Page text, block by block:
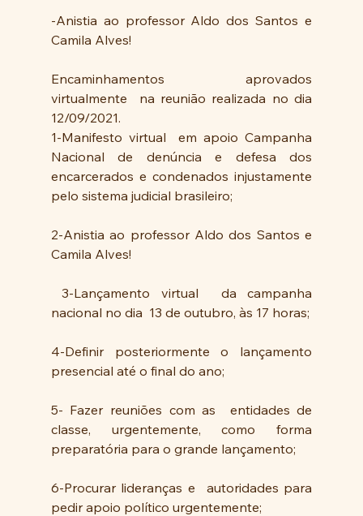
-Anistia ao professor Aldo dos Santos e
Camila Alves!
Encaminhamentos aprovados
virtualmente  na reunião realizada no dia
12/09/2021.
1-Manifesto virtual  em apoio Campanha
Nacional de denúncia e defesa dos
encarcerados e condenados injustamente
pelo sistema judicial brasileiro;
2-Anistia ao professor Aldo dos Santos e
Camila Alves!
3-Lançamento virtual  da campanha
nacional no dia  13 de outubro, às 17 horas;
4-Definir posteriormente o lançamento
presencial até o final do ano;
5- Fazer reuniões com as  entidades de
classe, urgentemente, como forma
preparatória para o grande lançamento;
6-Procurar lideranças e  autoridades para
pedir apoio político urgentemente;